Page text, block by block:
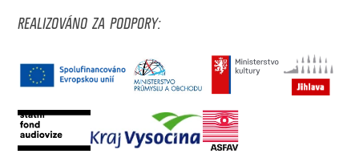
REALIZOVÁNO ZA PODPORY: